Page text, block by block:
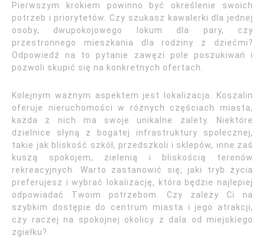
Pierwszym krokiem powinno być określenie swoich
potrzeb i priorytetów. Czy szukasz kawalerki dla jednej
osoby, dwupokojowego lokum dla pary, czy
przestronnego mieszkania dla rodziny z dziećmi?
Odpowiedź na to pytanie zawęzi pole poszukiwań i
pozwoli skupić się na konkretnych ofertach.
Kolejnym ważnym aspektem jest lokalizacja. Koszalin
oferuje nieruchomości w różnych częściach miasta,
każda z nich ma swoje unikalne zalety. Niektóre
dzielnice słyną z bogatej infrastruktury społecznej,
takie jak bliskość szkół, przedszkoli i sklepów, inne zaś
kuszą spokojem, zielenią i bliskością terenów
rekreacyjnych. Warto zastanowić się, jaki tryb życia
preferujesz i wybrać lokalizację, która będzie najlepiej
odpowiadać Twoim potrzebom. Czy zależy Ci na
szybkim dostępie do centrum miasta i jego atrakcji,
czy raczej na spokojnej okolicy z dala od miejskiego
zgiełku?